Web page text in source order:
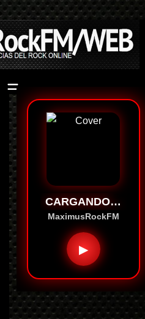
CARGANDO…
MaximusRockFM
▶